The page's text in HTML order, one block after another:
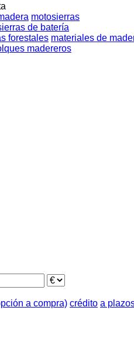
motosierras
de batería
forestales materiales de
madereros
a compra) crédito a